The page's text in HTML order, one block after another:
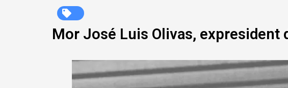
Mor José Luis Olivas, expresident